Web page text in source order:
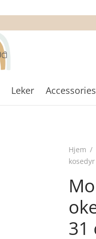
Leker Accessories
Hjem /
31